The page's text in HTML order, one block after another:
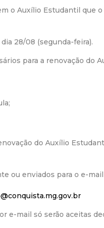
r
a
M
i
p
o Auxílio Estudantil que o
28/08 (segunda-feira).
para a renovação do
do Auxílio
ou enviados para o e-
e-mail só serão aceitas